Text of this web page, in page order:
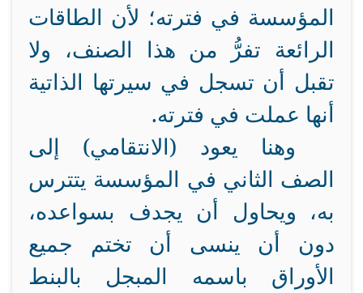
المؤسسة في فترته؛ لأن الطاقات
الرائعة تفرُّ من هذا الصنف، ولا
تقبل أن تسجل في سيرتها الذاتية
أنها عملت في فترته.
وهنا يعود (الانتقامي) إلى
الصف الثاني في المؤسسة يتترس
به، ويحاول أن يجدف بسواعده،
دون أن ينسى أن تختم جميع
الأوراق باسمه المبجل بالبنط